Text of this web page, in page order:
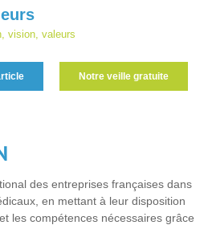
vision, valeurs
Notre veille gratuite
des entreprises françaises dans
en mettant à leur disposition
les compétences nécessaires grâce